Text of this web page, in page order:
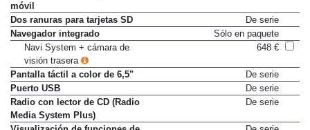
móvil
Dos ranuras para tarjetas SD
De serie
Navegador integrado
Sólo en paquete
Navi System + cámara de
visión trasera
648 €
Pantalla táctil a color de 6,5"
De serie
Puerto USB
De serie
Radio con lector de CD (Radio
Media System Plus)
De serie